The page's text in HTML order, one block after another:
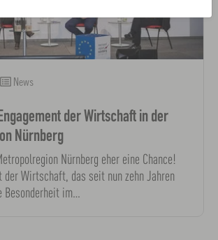
News
der Wirtschaft in der
Nürnberg
Nürnberg eher eine Chance!
der Wirtschaft, das seit nun zehn Jahren
Besonderheit im…